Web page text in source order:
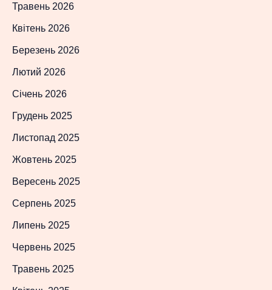
Травень 2026
Квітень 2026
Березень 2026
Лютий 2026
Січень 2026
Грудень 2025
Листопад 2025
Жовтень 2025
Вересень 2025
Серпень 2025
Липень 2025
Червень 2025
Травень 2025